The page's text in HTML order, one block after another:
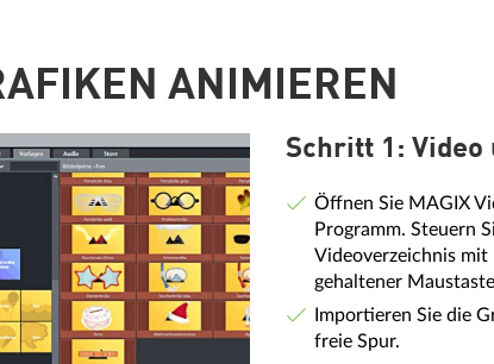
ANIMIEREN
Schritt 1:
Öffnen Sie MAGIX
Programm. Steuern
Videoverzeichnis mit
gehaltener
Importieren Sie die
freie Spur.